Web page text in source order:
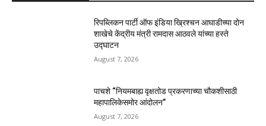
रिपब्लिकन पार्टी ऑफ इंडिया ख्रिश्चन आघाडीच्या दोन
शाखेचे केंद्रीय मंत्री रामदास आठवले यांच्या हस्ते
उद्घाटन
August 7, 2026
पाचशे “नियमबाह्य वृक्षतोड प्रकरणाच्या चौकशीसाठी
महापालिकेसमोर आंदोलन”
August 7, 2026